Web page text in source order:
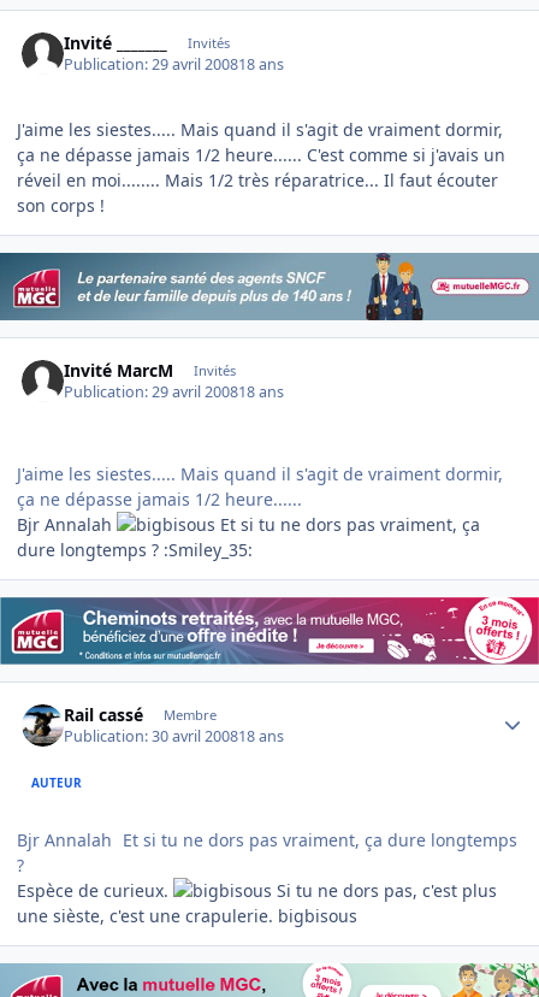
Invité _______ Invités
Publication:29 avril 200818 ans
J'aime les siestes..... Mais quand il s'agit de vraiment dormir,
ça ne dépasse jamais 1/2 heure...... C'est comme si j'avais un
réveil en moi........ Mais 1/2 très réparatrice... Il faut écouter
son corps !
Invité MarcM Invités
Publication:29 avril 200818 ans
J'aime les siestes..... Mais quand il s'agit de vraiment dormir,
ça ne dépasse jamais 1/2 heure......
Bjr Annalah
Et si tu ne dors pas vraiment, ça
dure longtemps ? :Smiley_35:
Rail cassé Membre
Publication:30 avril 200818 ans
AUTEUR
Bjr Annalah Et si tu ne dors pas vraiment, ça dure longtemps
?
Espèce de curieux.
Si tu ne dors pas, c'est plus
une sièste, c'est une crapulerie. bigbisous